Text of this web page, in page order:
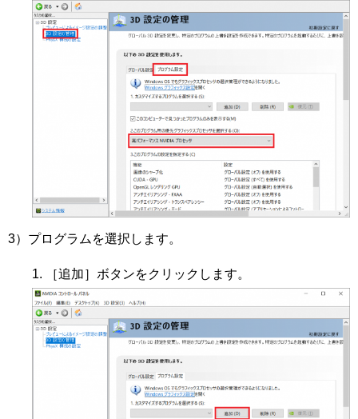
3）プログラムを選択します。
［追加］ボタンをクリックします。